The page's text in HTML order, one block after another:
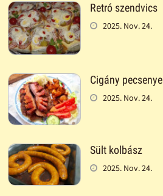
Retró szendvics
2025. Nov. 24.
Cigány pecsenye
2025. Nov. 24.
Sült kolbász
2025. Nov. 24.